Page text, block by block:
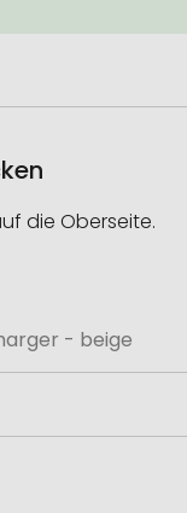
die Oberseite.
- beige